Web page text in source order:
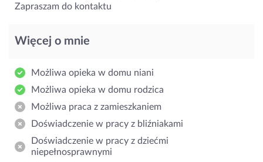
Zapraszam do kontaktu
Więcej o mnie
Możliwa opieka w domu niani
Możliwa opieka w domu rodzica
Możliwa praca z zamieszkaniem
Doświadczenie w pracy z bliźniakami
Doświadczenie w pracy z dziećmi
niepełnosprawnymi